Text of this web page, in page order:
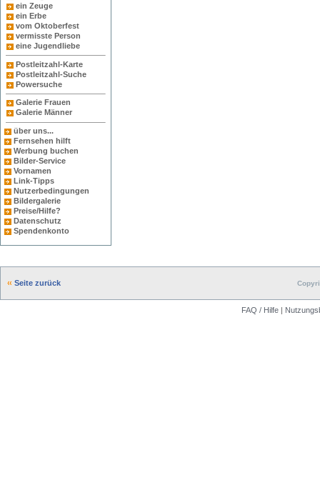
ein Zeuge
ein Erbe
vom Oktoberfest
vermisste Person
eine Jugendliebe
Postleitzahl-Karte
Postleitzahl-Suche
Powersuche
Galerie Frauen
Galerie Männer
über uns...
Fernsehen hilft
Werbung buchen
Bilder-Service
Vornamen
Link-Tipps
Nutzerbedingungen
Bildergalerie
Preise/Hilfe?
Datenschutz
Spendenkonto
Seite zurück
FAQ / Hilfe|